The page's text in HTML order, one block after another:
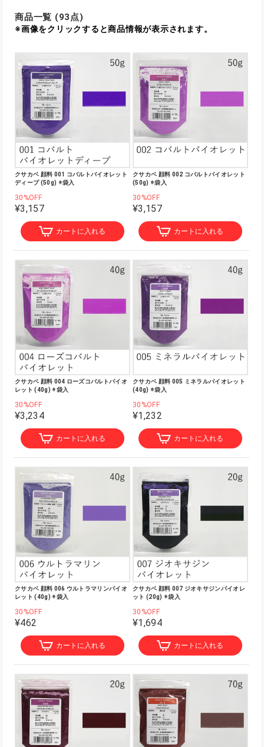
商品一覧 (93点)
※画像をクリックすると商品情報が表示されます。
クサカベ 顔料 001 コバルトバイオレット
ディープ (50g) ※袋入
30%OFF
¥3,157
カートに入れる
クサカベ 顔料 002 コバルトバイオレット
(50g) ※袋入
30%OFF
¥3,157
カートに入れる
クサカベ 顔料 004 ローズコバルトバイオ
レット (40g) ※袋入
30%OFF
¥3,234
カートに入れる
クサカベ 顔料 005 ミネラルバイオレット
(40g) ※袋入
30%OFF
¥1,232
カートに入れる
クサカベ 顔料 006 ウルトラマリンバイオ
レット (40g) ※袋入
30%OFF
¥462
カートに入れる
クサカベ 顔料 007 ジオキサジンバイオレ
ット (20g) ※袋入
30%OFF
¥1,694
カートに入れる